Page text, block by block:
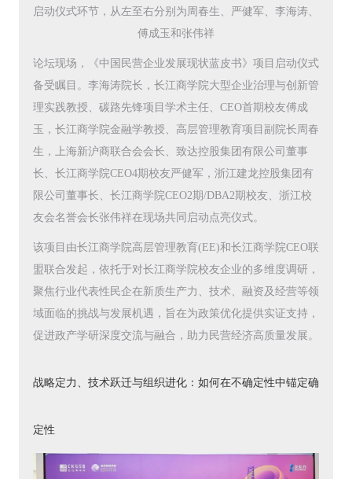
启动仪式环节，从左至右分别为周春生、严健军、李海涛、
傅成玉和张伟祥
论坛现场，《中国民营企业发展现状蓝皮书》项目启动仪式
备受瞩目。李海涛院长，长江商学院大型企业治理与创新管
理实践教授、碳路先锋项目学术主任、CEO首期校友傅成
玉，长江商学院金融学教授、高层管理教育项目副院长周春
生，上海新沪商联合会会长、致达控股集团有限公司董事
长、长江商学院CEO4期校友严健军，浙江建龙控股集团有
限公司董事长、长江商学院CEO2期/DBA2期校友、浙江校
友会名誉会长张伟祥在现场共同启动点亮仪式。
该项目由长江商学院高层管理教育(EE)和长江商学院CEO联
盟联合发起，依托于对长江商学院校友企业的多维度调研，
聚焦行业代表性民企在新质生产力、技术、融资及经营等领
域面临的挑战与发展机遇，旨在为政策优化提供实证支持，
促进政产学研深度交流与融合，助力民营经济高质量发展。
战略定力、技术跃迁与组织进化：如何在不确定性中锚定确
定性